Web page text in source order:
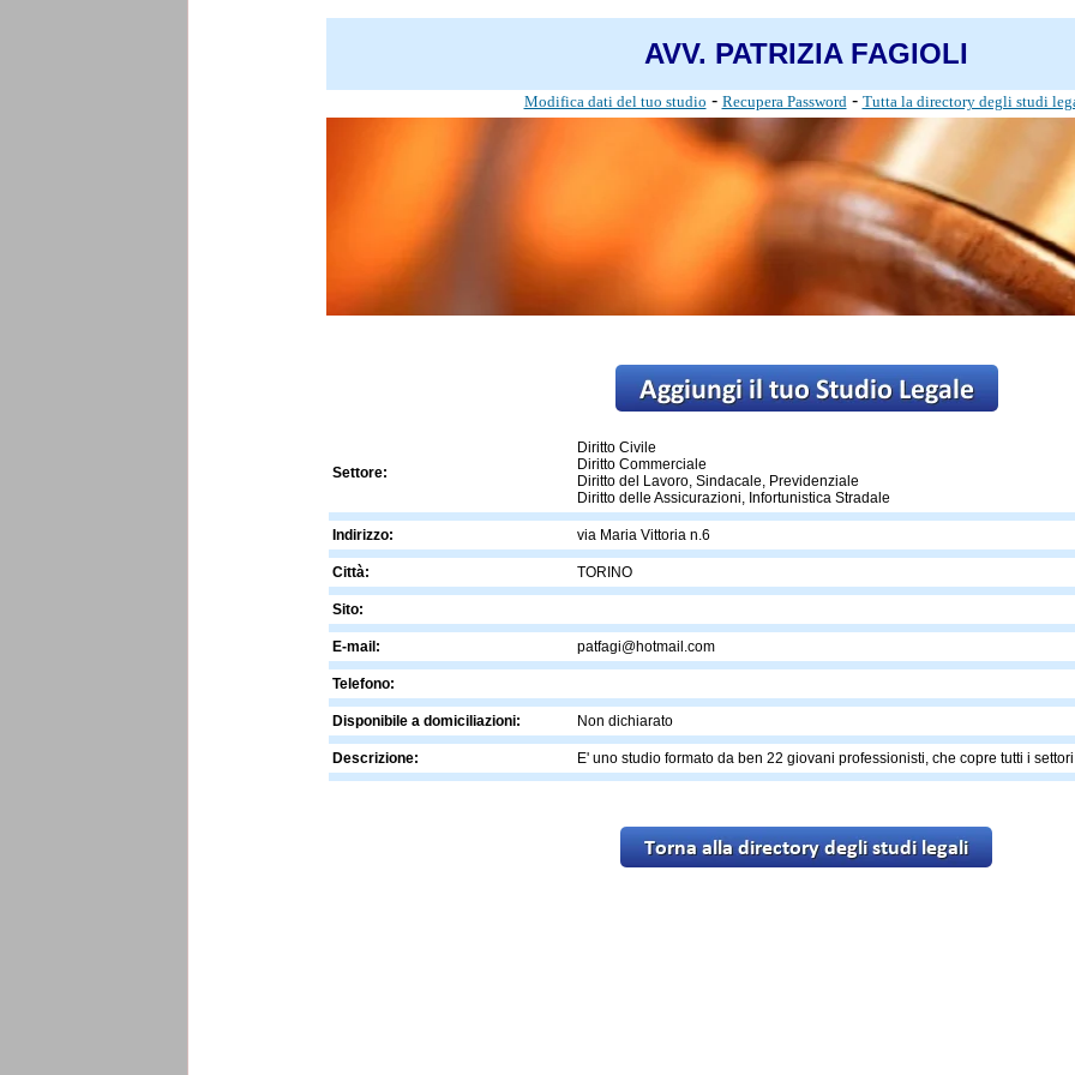
AVV. PATRIZIA FAGIOLI
Modifica dati del tuo studio - Recupera Password - Tutta la directory degli studi
Settore:
Diritto Civile
Diritto Commerciale
Diritto del Lavoro, Sindacale, Previdenziale
Diritto delle Assicurazioni, Infortunistica Stradale
Indirizzo: via Maria Vittoria n.6
Città: TORINO
Sito:
E-mail: patfagi@hotmail.com
Telefono:
Disponibile a domiciliazioni: Non dichiarato
Descrizione: E' uno studio formato da ben 22 giovani professionisti, che copre tutti i